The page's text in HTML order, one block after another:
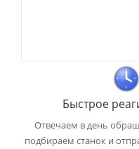
Быстрое
Отвечаем в день
подбираем станок и